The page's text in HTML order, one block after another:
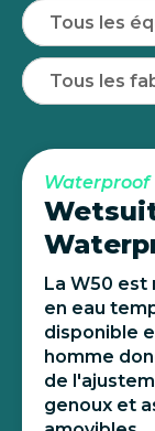
Waterproof
La W50 est
en eau
disponible
homme
de
genoux et